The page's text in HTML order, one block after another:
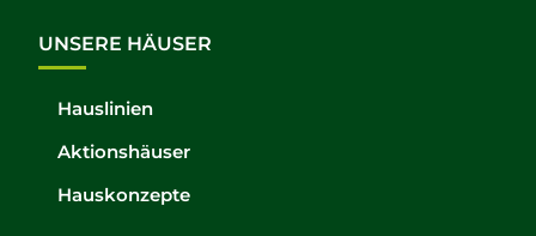
UNSERE HÄUSER
Hauslinien
Aktionshäuser
Hauskonzepte